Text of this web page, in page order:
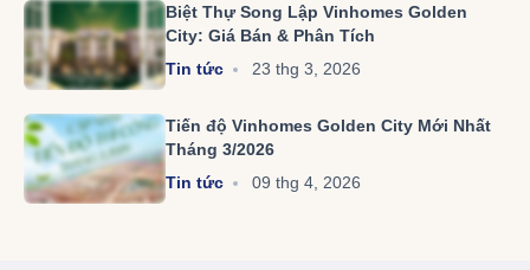
Biệt Thự Song Lập Vinhomes Golden
City: Giá Bán & Phân Tích
Tin tức
23 thg 3, 2026
Tiến độ Vinhomes Golden City Mới Nhất
Tháng 3/2026
Tin tức
09 thg 4, 2026